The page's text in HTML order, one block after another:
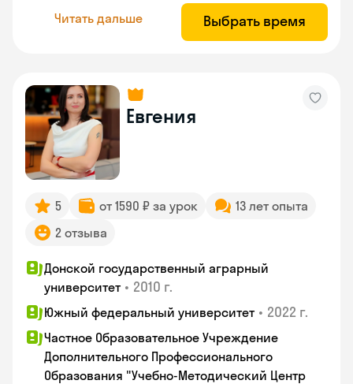
Читать дальше Выбрать время
Евгения
5 от 1590 ₽ за урок
13 лет опыта
2 отзыва
Донской государственный аграрный
университет • 2010 г.
Южный федеральный университет • 2022 г.
Частное Образовательное Учреждение
Дополнительного Профессионального
Образования "Учебно-Методический Центр